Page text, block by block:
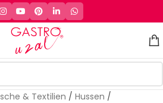
& Textilien / Hussen /